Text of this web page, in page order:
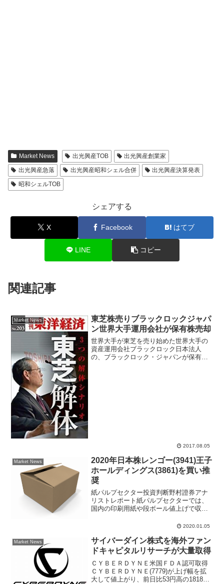
Market News 出光興産TOB
出光興産創業家
出光興産急落
出光興産昭和シェル合併
出光興産決算発表
昭和シェルTOB
シェアする
X Facebook はてブ
LINE コピー
関連記事
Market News
東芝株売りブラックロックジャパ
ン世界大手運用会社が保有株売却
世界大手が東芝を売り始めた世界大手の
資産運用会社ブラックロック日本法人
の、ブラックロック・ジャパンが保有す
2017.08.05
Market News
2020年日本株レンゴー(3941)王子
ホールディングス(3861)を買い推
奨
紙パルプセクター投資判断野村證券アナ
リストレポート紙パルプセクターでは、
国内の印刷用紙や段ボール値上げで収益
増益率は鈍化すると予想。パルプ価格は
て、段ボールのマー...
2020.01.05
Market News
サイバーダイン株式を海外ファン
ドキャピタルリサーチが大量取得
ＣＹＢＥＲＤＹＮＥ米国ＦＤＡ認可取得
ＣＹＢＥＲＤＹＮＥ(7779)が上げ幅を拡
大して値上がり、前日比53円高の1818円